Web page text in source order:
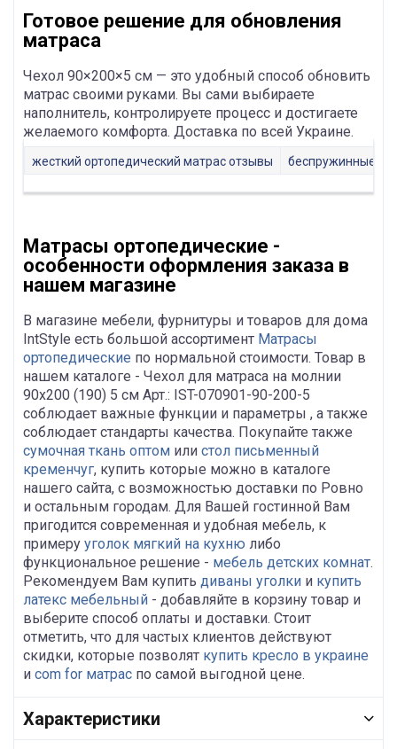
Готовое решение для обновления
матраса
Чехол 90×200×5 см — это удобный способ обновить
матрас своими руками. Вы сами выбираете
наполнитель, контролируете процесс и достигаете
желаемого комфорта. Доставка по всей Украине.
жесткий ортопедический матрас отзывы беспружинные
Матрасы ортопедические -
особенности оформления заказа в
нашем магазине
В магазине мебели, фурнитуры и товаров для дома
IntStyle есть большой ассортимент Матрасы
ортопедические по нормальной стоимости. Товар в
нашем каталоге - Чехол для матраса на молнии
90х200 (190) 5 см Арт.: IST-070901-90-200-5
соблюдает важные функции и параметры , а также
соблюдает стандарты качества. Покупайте также
сумочная ткань оптом или стол письменный
кременчуг, купить которые можно в каталоге
нашего сайта, с возможностью доставки по Ровно
и остальным городам. Для Вашей гостинной Вам
пригодится современная и удобная мебель, к
примеру уголок мягкий на кухню либо
функциональное решение - мебель детских комнат.
Рекомендуем Вам купить диваны уголки и купить
латекс мебельный - добавляйте в корзину товар и
выберите способ оплаты и доставки. Стоит
отметить, что для частых клиентов действуют
скидки, которые позволят купить кресло в украине
и com for матрас по самой выгодной цене.
Характеристики